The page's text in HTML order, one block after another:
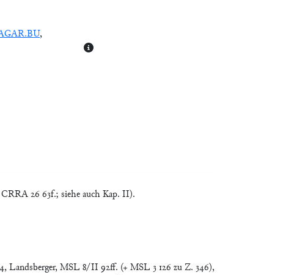
,
26 63f.; siehe auch Kap. II).
MSL 8/II 92ff. (+ MSL 3 126 zu Z. 346),